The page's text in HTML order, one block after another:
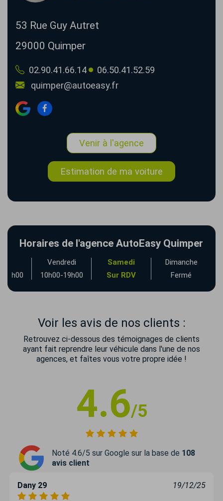
53 Rue Guy Autret
29000 Quimper
02.90.41.66.14
06.50.41.52.59
quimper@autoeasy.fr
Venir à l'agence
Estimation de ma voiture
Horaires de l'agence AutoEasy Quimper
19h00
Vendredi
10h00-19h00
Samedi
Sur RDV
Dimanche
Fermé
Voir les avis de nos clients :
Retrouvez ci-dessous des témoignages de clients
ayant fait reprendre leur véhicule dans l'une de nos
agences, et faîtes vous votre propre idée !
4.6/5
Noté 4.6/5 sur Google sur la base de 108
avis client
Dany 29 19/12/25